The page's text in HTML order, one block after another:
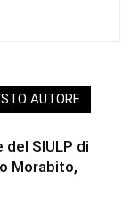
AUTORE
SIULP di
Morabito,